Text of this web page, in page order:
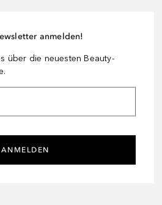
anmelden!
über die neuesten Beauty-
ANMELDEN